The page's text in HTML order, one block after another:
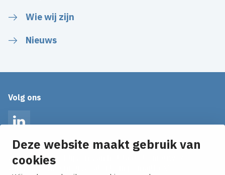
Deze website maakt gebruik van
cookies
Wie wij zijn
Nieuws
Volg ons
Op de hoogte blijven van het laatste nieuws?
Ontvang onze nieuws alerts in je mailbox!